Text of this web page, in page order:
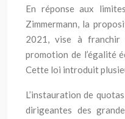
En réponse aux
Zimmermann, la
2021, vise à franchir
promotion de l’égalité
Cette loi introduit
L’instauration de
dirigeantes des